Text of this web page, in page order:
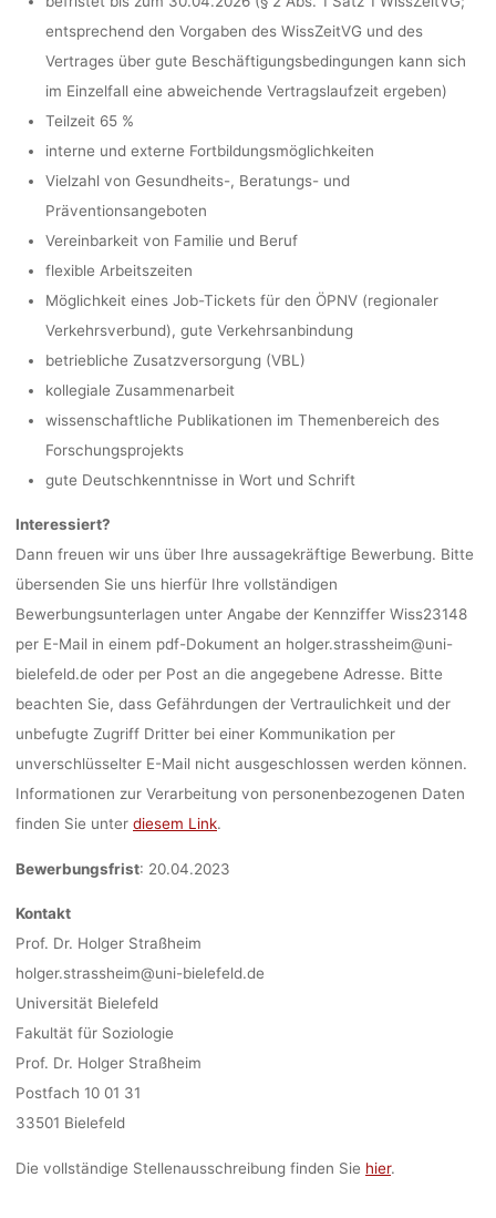
entsprechend den Vorgaben des WissZeitVG und des
Vertrages über gute Beschäftigungsbedingungen kann sich
im Einzelfall eine abweichende Vertragslaufzeit ergeben)
Teilzeit 65 %
interne und externe Fortbildungsmöglichkeiten
Vielzahl von Gesundheits-, Beratungs- und
Präventionsangeboten
Vereinbarkeit von Familie und Beruf
flexible Arbeitszeiten
Möglichkeit eines Job-Tickets für den ÖPNV (regionaler
Verkehrsverbund), gute Verkehrsanbindung
betriebliche Zusatzversorgung (VBL)
kollegiale Zusammenarbeit
wissenschaftliche Publikationen im Themenbereich des
Forschungsprojekts
gute Deutschkenntnisse in Wort und Schrift
Interessiert?
Dann freuen wir uns über Ihre aussagekräftige Bewerbung. Bitte
übersenden Sie uns hierfür Ihre vollständigen
Bewerbungsunterlagen unter Angabe der Kennziffer Wiss23148
per E-Mail in einem pdf-Dokument an holger.strassheim@uni-
bielefeld.de oder per Post an die angegebene Adresse. Bitte
beachten Sie, dass Gefährdungen der Vertraulichkeit und der
unbefugte Zugriff Dritter bei einer Kommunikation per
unverschlüsselter E-Mail nicht ausgeschlossen werden können.
Informationen zur Verarbeitung von personenbezogenen Daten
finden Sie unter diesem Link.
Bewerbungsfrist: 20.04.2023
Kontakt
Prof. Dr. Holger Straßheim
holger.strassheim@uni-bielefeld.de
Universität Bielefeld
Fakultät für Soziologie
Prof. Dr. Holger Straßheim
Postfach 10 01 31
33501 Bielefeld
Die vollständige Stellenausschreibung finden Sie hier.